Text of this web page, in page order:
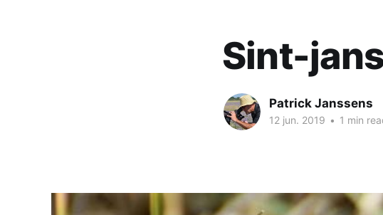
Sint-
Patrick Janssens
12 jun. 2019 • 1 min